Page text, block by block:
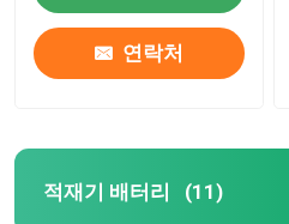
연락처
적재기 배터리 (11)